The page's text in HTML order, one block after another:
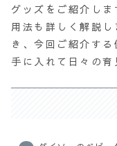
グッズをご紹介し
用法も詳しく解説
き、今回ご紹介す
手に入れて日々の育